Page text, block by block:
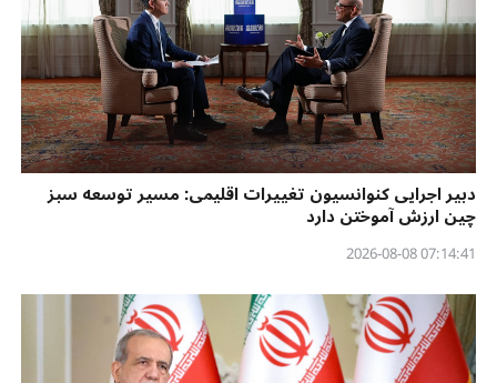
دبیر اجرایی کنوانسیون تغییرات اقلیمی: مسیر توسعه سبز
چین ارزش آموختن دارد
07:14:41 2026-08-08